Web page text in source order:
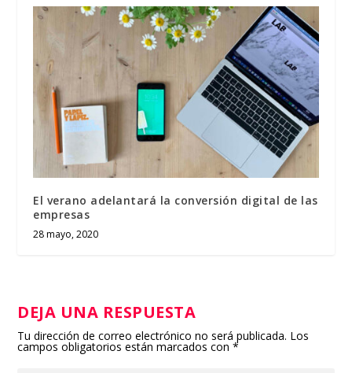
El verano adelantará la conversión digital de las
empresas
28 mayo, 2020
DEJA UNA RESPUESTA
Tu dirección de correo electrónico no será publicada. Los
campos obligatorios están marcados con*